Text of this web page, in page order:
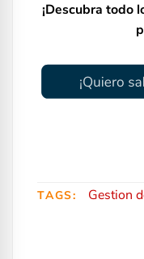
¡Descubra todo
TAGS: Gestion